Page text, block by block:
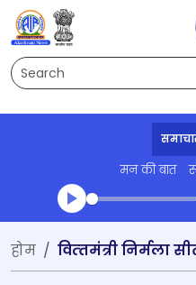
Search
मन की बात
होम